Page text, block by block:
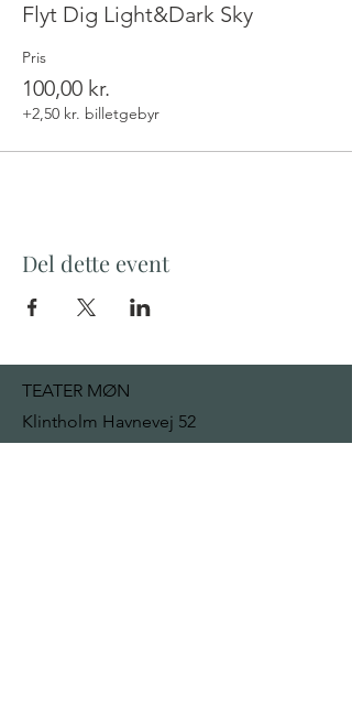
Flyt Dig Light&Dark Sky
Pris
100,00 kr.
+2,50 kr. billetgebyr
Del dette event
TEATER MØN
Klintholm Havnevej 52